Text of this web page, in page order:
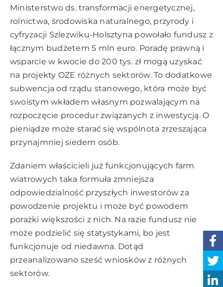
Ministerstwo ds. transformacji energetycznej,
rolnictwa, środowiska naturalnego, przyrody i
cyfryzacji Szlezwiku-Holsztyna powołało fundusz z
łącznym budżetem 5 mln euro. Poradę prawną i
wsparcie w kwocie do 200 tys. zł mogą uzyskać
na projekty OZE różnych sektorów. To dodatkowe
subwencja od rządu stanowego, która może być
swoistym wkładem własnym pozwalającym na
rozpoczęcie procedur związanych z inwestycją. O
pieniądze może starać się wspólnota zrzeszająca
przynajmniej siedem osób.
Zdaniem właścicieli już funkcjonujących farm
wiatrowych taka formuła zmniejsza
odpowiedzialność przyszłych inwestorów za
powodzenie projektu i może być powodem
porażki większości z nich. Na razie fundusz nie
może podzielić się statystykami, bo jest
funkcjonuje od niedawna. Dotąd
przeanalizowano sześć wniosków z różnych
sektorów.